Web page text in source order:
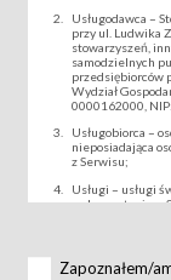
Usługodawca –
przy ul. Ludwika
stowarzyszeń,
samodzielnych
przedsiębiorców
Wydział
0000162000,
Usługobiorca –
nieposiadająca
z Serwisu;
Usługi – usługi
wykorzystaniem
za
Zapoznałem/